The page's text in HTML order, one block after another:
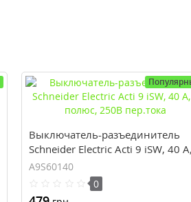
Выключатель-разъединитель
Schneider Electric Acti 9 iSW, 40 А,
1 полюс, 250В пер.тока
A9S60140
0